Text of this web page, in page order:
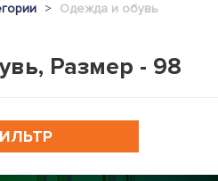
Одежда и обувь
Размер - 98